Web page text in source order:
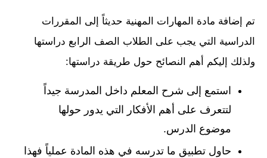
تم إضافة مادة المهارات المهنية حديثاً إلى المقررات
الدراسية التي يجب على الطلاب الصف الرابع دراستها
ولذلك إليكم أهم النصائح حول طريقة دراستها:
استمع إلى شرح المعلم داخل المدرسة جيداً
لتتعرف على أهم الأفكار التي يدور حولها
موضوع الدرس.
حاول تطبيق ما تدرسه في هذه المادة عملياً فهذا